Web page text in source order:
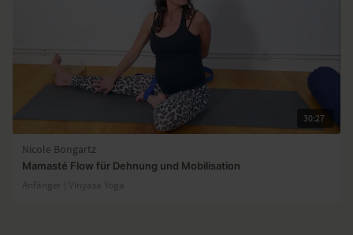
30:27
Nicole Bongartz
Mamasté Flow für Dehnung und Mobilisation
Anfänger | Vinyasa Yoga